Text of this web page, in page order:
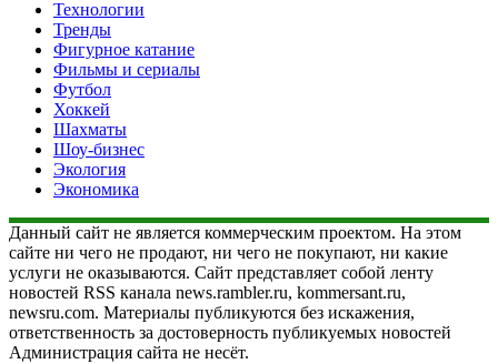
Технологии
Тренды
Фигурное катание
Фильмы и сериалы
Футбол
Хоккей
Шахматы
Шоу-бизнес
Экология
Экономика
Данный сайт не является коммерческим проектом. На этом
сайте ни чего не продают, ни чего не покупают, ни какие
услуги не оказываются. Сайт представляет собой ленту
новостей RSS канала news.rambler.ru, kommersant.ru,
newsru.com. Материалы публикуются без искажения,
ответственность за достоверность публикуемых новостей
Администрация сайта не несёт.